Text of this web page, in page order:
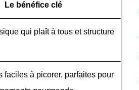
Le bénéfice clé
qui plaît à tous et structure
faciles à picorer, parfaites pour